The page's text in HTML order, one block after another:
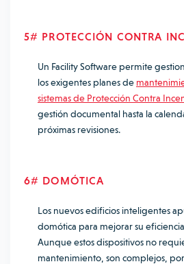
5# PROTECCIÓN CONTRA
Un Facility Software permite
los exigentes planes de
sistemas de Protección Contra
gestión documental hasta la
próximas revisiones.
6# DOMÓTICA
Los nuevos edificios inteligentes
domótica para mejorar su
Aunque estos dispositivos no
mantenimiento, son complejos,